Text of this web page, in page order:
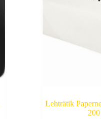
Lehträtik